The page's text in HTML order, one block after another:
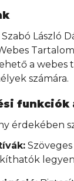
László
a
számára.
funkciók
érdekében